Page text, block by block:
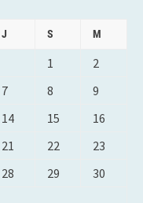
J S M
1
2
7 8
9
14 15
16
21 22
23
28 29
30